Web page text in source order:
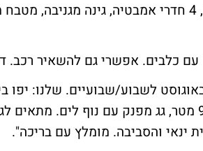
מפנק ומתאים למשפחה. חדרים גדולים, 4 חדרי אמבטיה,
כלבים. אפשרי גם להשאיר רכב.
החלפה שווה במיוחד מ-11 באוגוסט לשבוע/
ריצוף מושלם, 4 חדרי שינה, סלון של 90 מטר, גג מפנק עם
ינאי והסביבה. מומלץ עם בריכה".